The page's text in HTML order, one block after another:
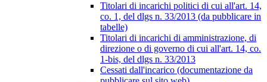
Titolari di incarichi politici di cui all'art. 14,
co. 1, del dlgs n. 33/2013 (da pubblicare in
tabelle)
Titolari di incarichi di amministrazione, di
direzione o di governo di cui all'art. 14, co.
1-bis, del dlgs n. 33/2013
Cessati dall'incarico (documentazione da